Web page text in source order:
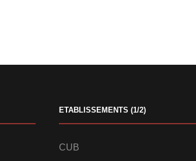
ETABLISSEMENTS (1/2)
CUB